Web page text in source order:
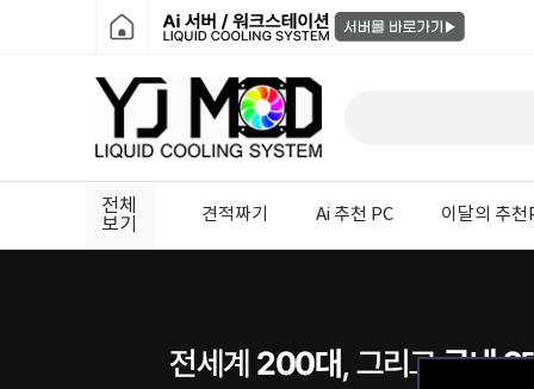
전체
보기
견적짜기 Ai 추천 PC 이달의 추천